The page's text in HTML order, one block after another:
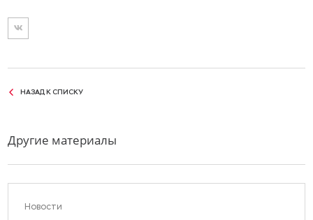
НАЗАД К СПИСКУ
Другие материалы
Новости